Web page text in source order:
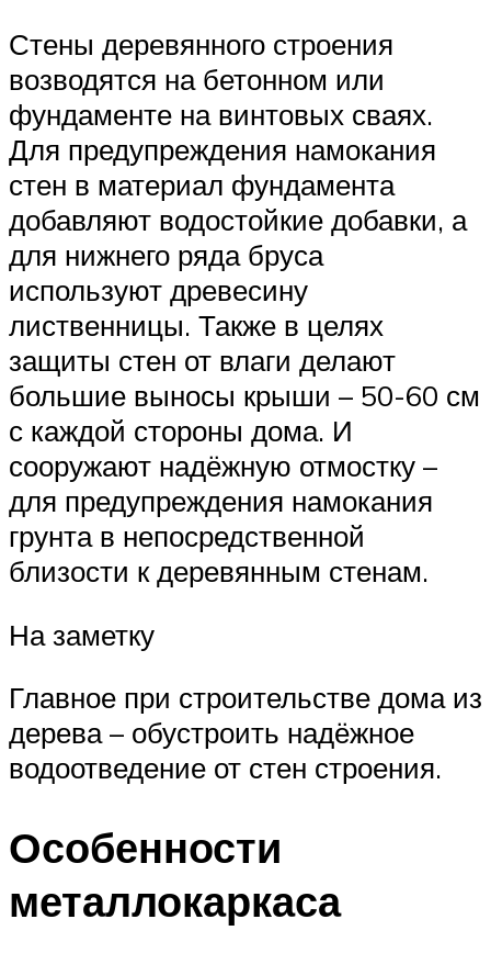
Стены деревянного строения
возводятся на бетонном или
фундаменте на винтовых сваях.
Для предупреждения намокания
стен в материал фундамента
добавляют водостойкие добавки, а
для нижнего ряда бруса
используют древесину
лиственницы. Также в целях
защиты стен от влаги делают
большие выносы крыши – 50-60 см
с каждой стороны дома. И
сооружают надёжную отмостку –
для предупреждения намокания
грунта в непосредственной
близости к деревянным стенам.
На заметку
Главное при строительстве дома из
дерева – обустроить надёжное
водоотведение от стен строения.
Особенности
металлокаркаса